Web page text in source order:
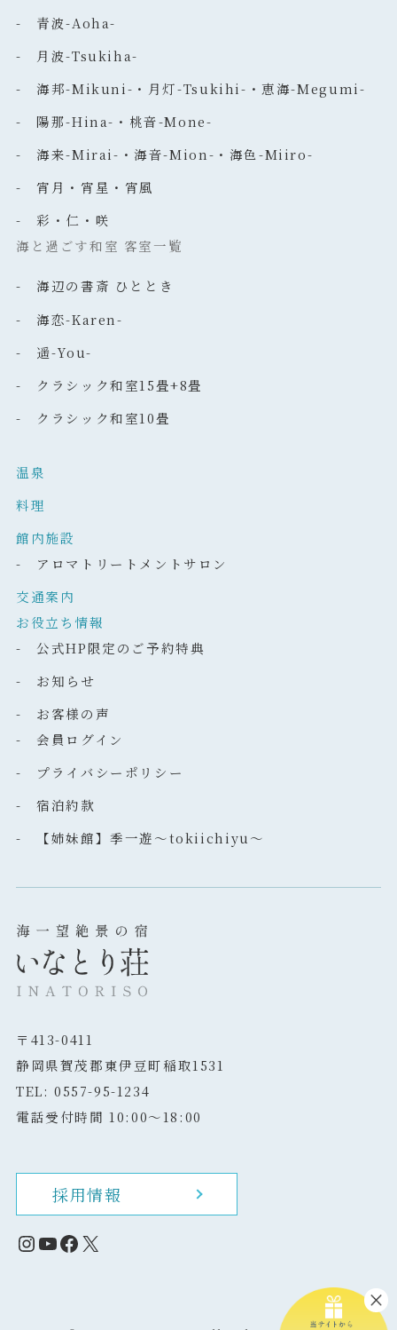
- 青波-Aoha-
- 月波-Tsukiha-
- 海邦-Mikuni-・月灯-Tsukihi-・恵海-Megumi-
- 陽那-Hina-・桃音-Mone-
- 海来-Mirai-・海音-Mion-・海色-Miiro-
- 宵月・宵星・宵風
- 彩・仁・咲
海と過ごす和室 客室一覧
- 海辺の書斎 ひととき
- 海恋-Karen-
- 遥-You-
- クラシック和室15畳+8畳
- クラシック和室10畳
温泉
料理
館内施設
- アロマトリートメントサロン
交通案内
お役立ち情報
- 公式HP限定のご予約特典
- お知らせ
- お客様の声
- 会員ログイン
- プライバシーポリシー
- 宿泊約款
- 【姉妹館】季一遊～tokiichiyu～
〒413-0411
静岡県賀茂郡東伊豆町稲取1531
TEL: 0557-95-1234
電話受付時間 10:00～18:00
採用情報
Instagram
YouTube
Facebook
X